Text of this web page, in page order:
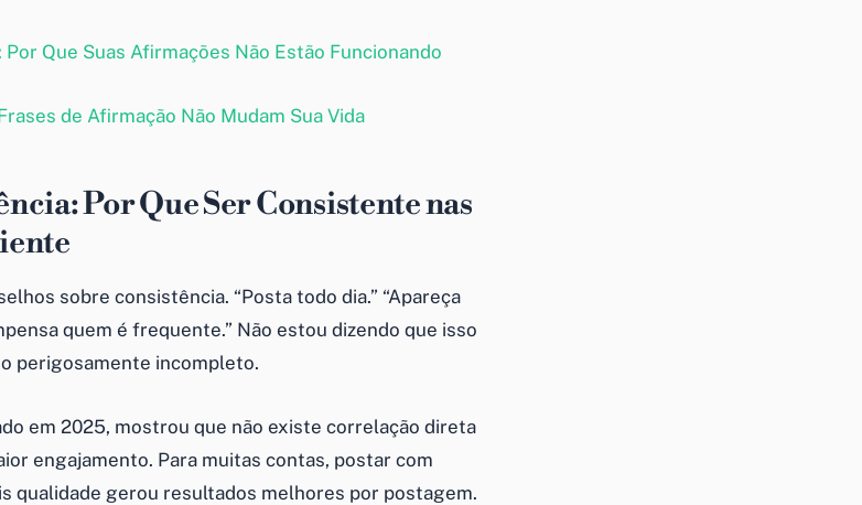
Por Que Suas Afirmações Não Estão Funcionando
de Afirmação Não Mudam Sua Vida
Por Que Ser Consistente nas
sobre consistência. “Posta todo dia.” “Apareça
quem é frequente.” Não estou dizendo que isso
perigosamente incompleto.
em 2025, mostrou que não existe correlação direta
engajamento. Para muitas contas, postar com
qualidade gerou resultados melhores por postagem.